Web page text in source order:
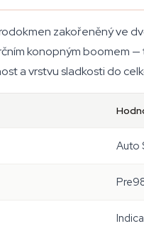
zakořeněný ve
konopným boomem
a vrstvu sladkosti do
Auto